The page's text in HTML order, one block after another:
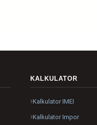
KALKULATOR
Kalkulator IMEI
Kalkulator Impor